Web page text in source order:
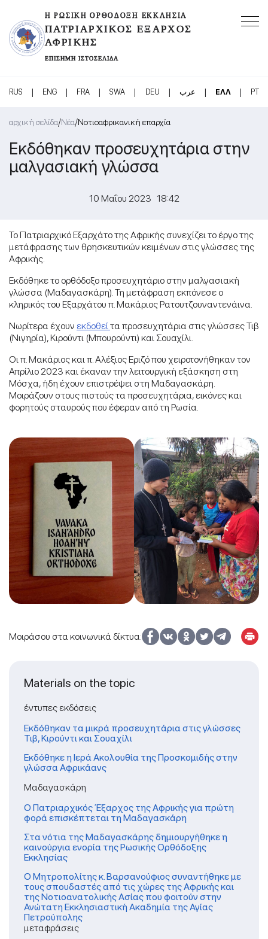
Η ΡΩΣΙΚΉ ΟΡΘΌΔΟΞΗ ΕΚΚΛΗΣΊΑ
ΠΑΤΡΙΑΡΧΙΚΌΣ ΈΞΑΡΧΟΣ
ΑΦΡΙΚΉΣ
ΕΠΊΣΗΜΗ ΙΣΤΟΣΕΛΊΔΑ
RUS | ENG | FRA | SWA | DEU | عرب | ΕΛΛ | PT
αρχική σελίδα/Νέα/Νοτιοαφρικανική επαρχία
Εκδόθηκαν προσευχητάρια στην
μαλγασιακή γλώσσα
10 Μαΐου 2023 18:42
Το Πατριαρχικό Εξαρχάτο της Αφρικής συνεχίζει το έργο της
μετάφρασης των θρησκευτικών κειμένων στις γλώσσες της
Αφρικής.
Εκδόθηκε το ορθόδοξο προσευχητάριο στην μαλγασιακή
γλώσσα (Μαδαγασκάρη). Τη μετάφραση εκπόνεσε ο
κληρικός του Εξαρχάτου π. Μακάριος Ρατουτζουναντενάινα.
Νωρίτερα έχουν εκδοθεί τα προσευχητάρια στις γλώσσες Τιβ
(Νιγηρία), Κιρούντι (Μπουρούντι) και Σουαχίλι.
Οι π. Μακάριος και π. Αλέξιος Εριζό που χειροτονήθηκαν τον
Απρίλιο 2023 και έκαναν την λειτουργική εξάσκηση στη
Μόσχα, ήδη έχουν επιστρέψει στη Μαδαγασκάρη.
Μοιράζουν στους πιστούς τα προσευχητάρια, εικόνες και
φορητούς σταυρούς που έφεραν από τη Ρωσία.
Μοιράσου στα κοινωνικά δίκτυα:
Materials on the topic
έντυπες εκδόσεις
Εκδόθηκαν τα μικρά προσευχητάρια στις γλώσσες
Τιβ, Κιρούντι και Σουαχίλι
Εκδόθηκε η Ιερά Ακολουθία της Προσκομιδής στην
γλώσσα Αφρικάανς
Μαδαγασκάρη
Ο Πατριαρχικός Έξαρχος της Αφρικής για πρώτη
φορά επισκέπτεται τη Μαδαγασκάρη
Στα νότια της Μαδαγασκάρης δημιουργήθηκε η
καινούργια ενορία της Ρωσικής Ορθόδοξης
Εκκλησίας
Ο Μητροπολίτης κ. Βαρσανούφιος συναντήθηκε με
τους σπουδαστές από τις χώρες της Αφρικής και
της Νοτιοανατολικής Ασίας που φοιτούν στην
Ανώτατη Εκκλησιαστική Ακαδημία της Αγίας
Πετρούπολης
μεταφράσεις